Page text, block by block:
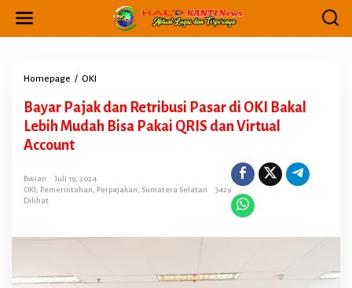
w
Homepage / OKI
y
a
a
e
Bayar Pajak dan Retribusi Pasar di OKI Bakal
Lebih Mudah Bisa Pakai QRIS dan Virtual
Account
Bwian
Juli 19, 2024
OKI
Pemerintahan Perpajakan Sumatera Selatan
3429
Dilihat